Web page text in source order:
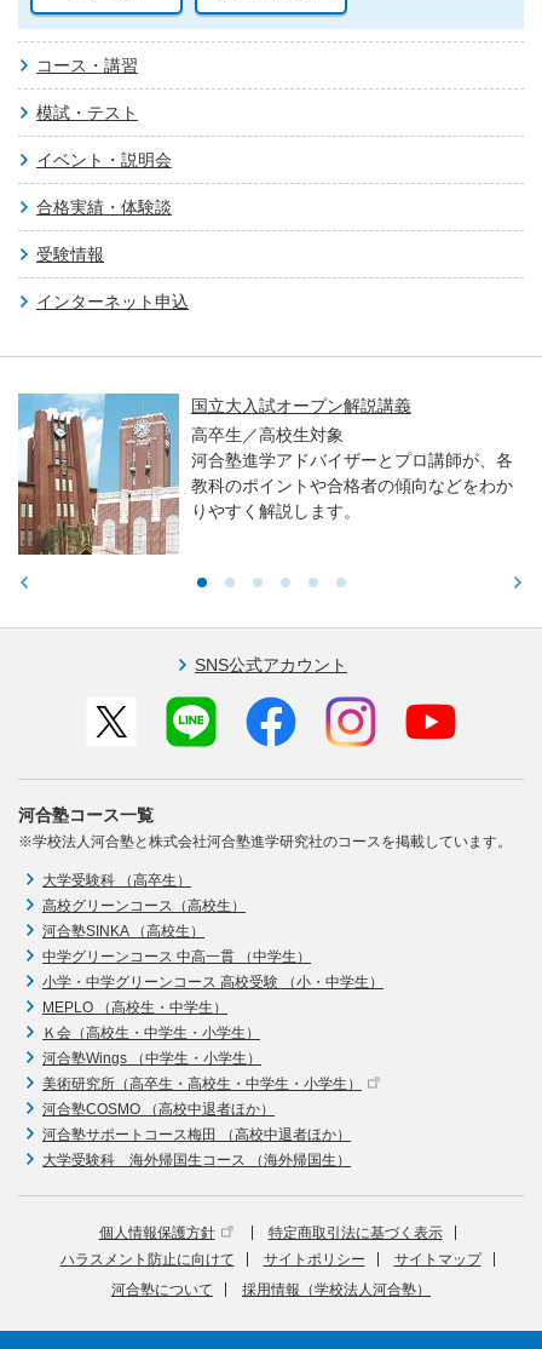
コース・講習
模試・テスト
イベント・説明会
合格実績・体験談
受験情報
インターネット申込
国立大入試オープン解説講義
高卒生／高校生対象
河合塾進学アドバイザーとプロ講師が、各
教科のポイントや合格者の傾向などをわか
りやすく解説します。
SNS公式アカウント
河合塾コース一覧
※学校法人河合塾と株式会社河合塾進学研究社のコースを掲載しています。
大学受験科 （高卒生）
高校グリーンコース（高校生）
河合塾SINKA （高校生）
中学グリーンコース 中高一貫 （中学生）
小学・中学グリーンコース 高校受験 （小・中学生）
MEPLO （高校生・中学生）
Ｋ会（高校生・中学生・小学生）
河合塾Wings （中学生・小学生）
美術研究所（高卒生・高校生・中学生・小学生）
河合塾COSMO （高校中退者ほか）
河合塾サポートコース梅田 （高校中退者ほか）
大学受験科 海外帰国生コース （海外帰国生）
個人情報保護方針
特定商取引法に基づく表示
ハラスメント防止に向けて
サイトポリシー
サイトマップ
河合塾について
採用情報（学校法人河合塾）